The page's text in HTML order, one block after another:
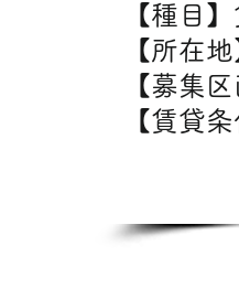
【種目
【所在
【募集
【賃
共
敷